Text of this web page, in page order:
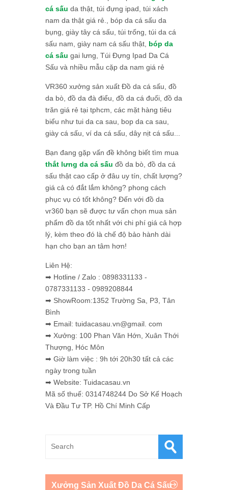
cá sấu da thật, túi đựng ipad, túi xách
nam da thật giá rẻ., bóp da cá sấu da
bụng, giày tây cá sấu, túi trống, túi da cá
sấu nam, giày nam cá sấu thật, bóp da
cá sấu gai lưng, Túi Đựng Ipad Da Cá
Sấu và nhiều mẫu cặp da nam giá rẻ
VR360 xưởng sản xuất Đồ da cá sấu, đồ
da bò, đồ da đà điểu, đồ da cá đuối, đồ da
trăn giá rẻ tại tphcm, các mặt hàng tiêu
biểu như tui da ca sau, bop da ca sau,
giày cá sấu, ví da cá sấu, dây nịt cá sấu...
Bạn đang gặp vấn đề không biết tìm mua
thắt lưng da cá sấu đồ da bò, đồ da cá
sấu thật cao cấp ở đâu uy tín, chất lượng?
giá cả có đắt lắm không? phong cách
phục vụ có tốt không? Đến với đồ da
vr360 bạn sẽ được tư vấn chọn mua sản
phẩm đồ da tốt nhất với chi phí giá cả hợp
lý, kèm theo đó là chế độ bảo hành dài
hạn cho bạn an tâm hơn!
Liên Hệ:
➡ Hotline / Zalo : 0898331133 -
0787331133 - 0989208844
➡ ShowRoom:1352 Trường Sa, P3, Tân
Bình
➡ Email: tuidacasau.vn@gmail. com
➡ Xưởng: 100 Phan Văn Hớn, Xuân Thới
Thượng, Hóc Môn
➡ Giờ làm việc : 9h tới 20h30 tất cả các
ngày trong tuần
➡ Website: Tuidacasau.vn
Mã số thuế: 0314748244 Do Sở Kế Hoạch
Và Đầu Tư TP. Hồ Chí Minh Cấp
Xưởng Sản Xuất Đồ Da Cá Sấu